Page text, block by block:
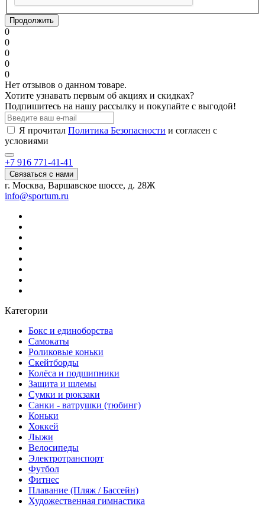
Продолжить
0
0
0
0
0
Нет отзывов о данном товаре.
Хотите узнавать первым об акциях и скидках?
Подпишитесь на нашу рассылку и покупайте с выгодой!
Я прочитал Политика Безопасности и согласен с
условиями
+7 916 771-41-41
Связаться с нами
г. Москва, Варшавское шоссе, д. 28Ж
info@sportum.ru
Категории
Бокс и единоборства
Самокаты
Роликовые коньки
Скейтборды
Колёса и подшипники
Защита и шлемы
Сумки и рюкзаки
Санки - ватрушки (тюбинг)
Коньки
Хоккей
Лыжи
Велосипеды
Электротранспорт
Футбол
Фитнес
Плавание (Пляж / Бассейн)
Художественная гимнастика